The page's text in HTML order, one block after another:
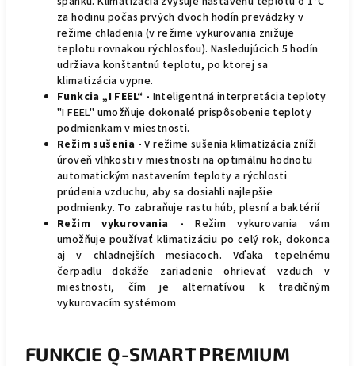
za hodinu počas prvých dvoch hodín prevádzky v
režime chladenia (v režime vykurovania znižuje
teplotu rovnakou rýchlosťou). Nasledujúcich 5 hodín
udržiava konštantnú teplotu, po ktorej sa
klimatizácia vypne.
Funkcia „I FEEL“ - Inteligentná interpretácia teploty
"I FEEL" umožňuje dokonalé prispôsobenie teploty
podmienkam v miestnosti.
Režim sušenia -V režime sušenia klimatizácia zníži
úroveň vlhkosti v miestnosti na optimálnu hodnotu
automatickým nastavením teploty a rýchlosti
prúdenia vzduchu, aby sa dosiahli najlepšie
podmienky. To zabraňuje rastu húb, plesní a baktérií
Režim vykurovania -Režim vykurovania vám
umožňuje používať klimatizáciu po celý rok, dokonca
aj v chladnejších mesiacoch. Vďaka tepelnému
čerpadlu dokáže zariadenie ohrievať vzduch v
miestnosti, čím je alternatívou k tradičným
vykurovacím systémom
FUNKCIE Q-SMART PREMIUM